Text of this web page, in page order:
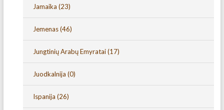
Jamaika (23)
Jemenas(46)
Jungtinių Arabų Emyratai(17)
Juodkalnija (0)
Ispanija (26)